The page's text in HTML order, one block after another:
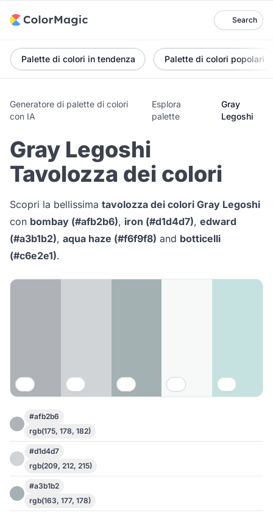
Search
Palette di colori in tendenza Palette di colori popolari
Generatore di palette di colori
con IA
Esplora
palette
Gray
Legoshi
Gray Legoshi
Tavolozza dei colori
Scopri la bellissima tavolozza dei colori Gray Legoshi
con bombay (#afb2b6), iron (#d1d4d7), edward
(#a3b1b2), aqua haze (#f6f9f8) and botticelli
(#c6e2e1).
#afb2b6
rgb(175, 178, 182)
#d1d4d7
rgb(209, 212, 215)
#a3b1b2
rgb(163, 177, 178)